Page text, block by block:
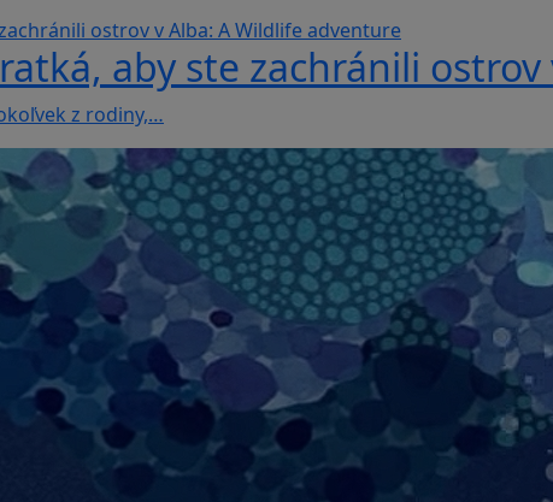
aby ste zachránili
z rodiny,…